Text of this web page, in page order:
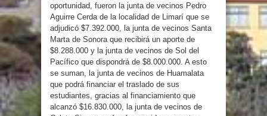
oportunidad, fueron la junta de vecinos Pedro
Aguirre Cerda de la localidad de Limarí que se
adjudicó $7.392.000, la junta de vecinos Santa
Marta de Sonora que recibirá un aporte de
$8.288.000 y la junta de vecinos de Sol del
Pacífico que dispondrá de $8.000.000. A esto
se suman, la junta de vecinos de Huamalata
que podrá financiar el traslado de sus
estudiantes, gracias al financiamiento que
alcanzó $16.830.000, la junta de vecinos de